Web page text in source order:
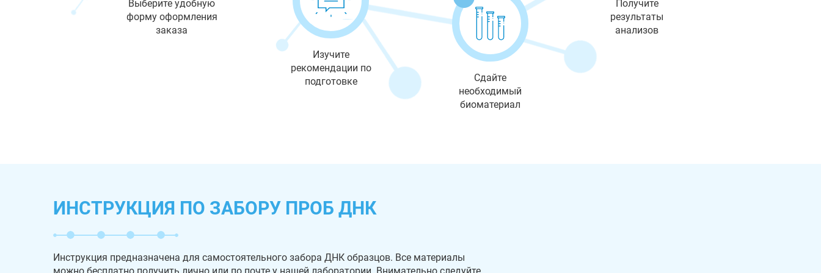
Выберите удобную
форму оформления
заказа
Изучите
рекомендации по
подготовке
Сдайте
необходимый
биоматериал
Получите
результаты
анализов
ИНСТРУКЦИЯ ПО ЗАБОРУ ПРОБ ДНК
Инструкция предназначена для самостоятельного забора ДНК образцов. Все материалы